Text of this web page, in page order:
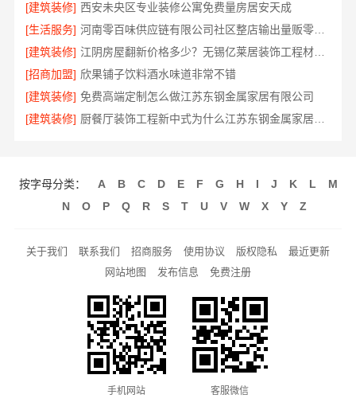
[建筑装修] 西安未央区专业装修公寓免费量房居安天成
[生活服务]
河南零百味供应链有限公司社区整店输出量贩零食适配全场景
[建筑装修]
江阴房屋翻新价格多少？无锡亿莱居装饰工程材料有限公司全流程品控
[招商加盟] 欣果铺子饮料酒水味道非常不错
[建筑装修] 免费高端定制怎么做江苏东钢金属家居有限公司
[建筑装修]
按字母分类： A B C D E F G H I J K L
M
N
O P Q R S T U V W X Y Z
关于我们 联系我们 招商服务 使用协议 版权隐私
最近更新
网站地图
发布信息 免费注册
手机网站 客服微信